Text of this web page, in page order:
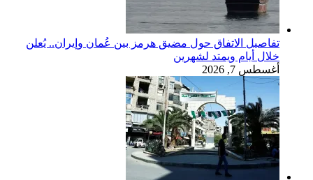
تفاصيل الاتفاق حول مضيق هرمز بين عُمان وإيران.. يُعلن
خلال أيام ويمتد لشهرين
أغسطس 7, 2026